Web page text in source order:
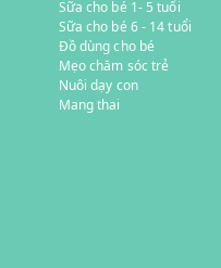
Sữa cho bé 1- 5 tuổi
Sữa cho bé 6 - 14 tuổi
Đồ dùng cho bé
Mẹo chăm sóc trẻ
Nuôi dạy con
Mang thai